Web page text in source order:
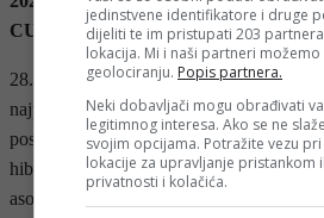
CUPRA-e, te nova rješenja za urbanu
28. januara SEAT će predstaviti četvrtu
najprodavanijeg automobila kompanije
postrojenju Martorell. Novi Leon na
hibridnom električnom verzijom. To će
asortimanu koja će, sve do početka 2021.
jedinstvene identifikatore i druge
dijeliti te im pristupati 203
lokacija. Mi i naši partneri
geolociranju. Popis partnera.
Neki dobavljači mogu obrađivati
legitimnog interesa. Ako se ne
svojim opcijama. Potražite vezu
lokacije za upravljanje
privatnosti i kolačića.